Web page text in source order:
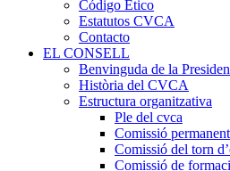
Código Ético
Estatutos CVCA
Contacto
EL CONSELL
Benvinguda de la
Història del CVCA
Estructura organitzativa
Ple del cvca
Comissió
Comissió del torn
Comissió de